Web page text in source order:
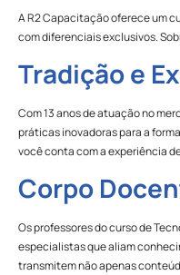
A R2 Capacitação oferece um
com diferenciais exclusivos.
Tradição e
Com 13 anos de atuação no
práticas inovadoras para a
você conta com a experiência
Corpo
Os professores do curso de
especialistas que aliam
transmitem não apenas